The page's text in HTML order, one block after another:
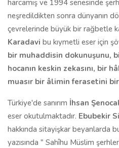
harcamış ve 1994 senesinde
neşredildikten sonra dünyanın
çevrelerinde büyük bir rağbetle
Karadavi bu kıymetli eser için
bir muhaddisin dokunuşunu,
hocanın keskin zekasını, bir
muasır bir âlimin ferasetini
Türkiye'de sanırım İhsan
eser okutulmaktadır. Ebubekir
hakkında sitayişkar beyanlarda
yazısında " Sahîhu Müslim